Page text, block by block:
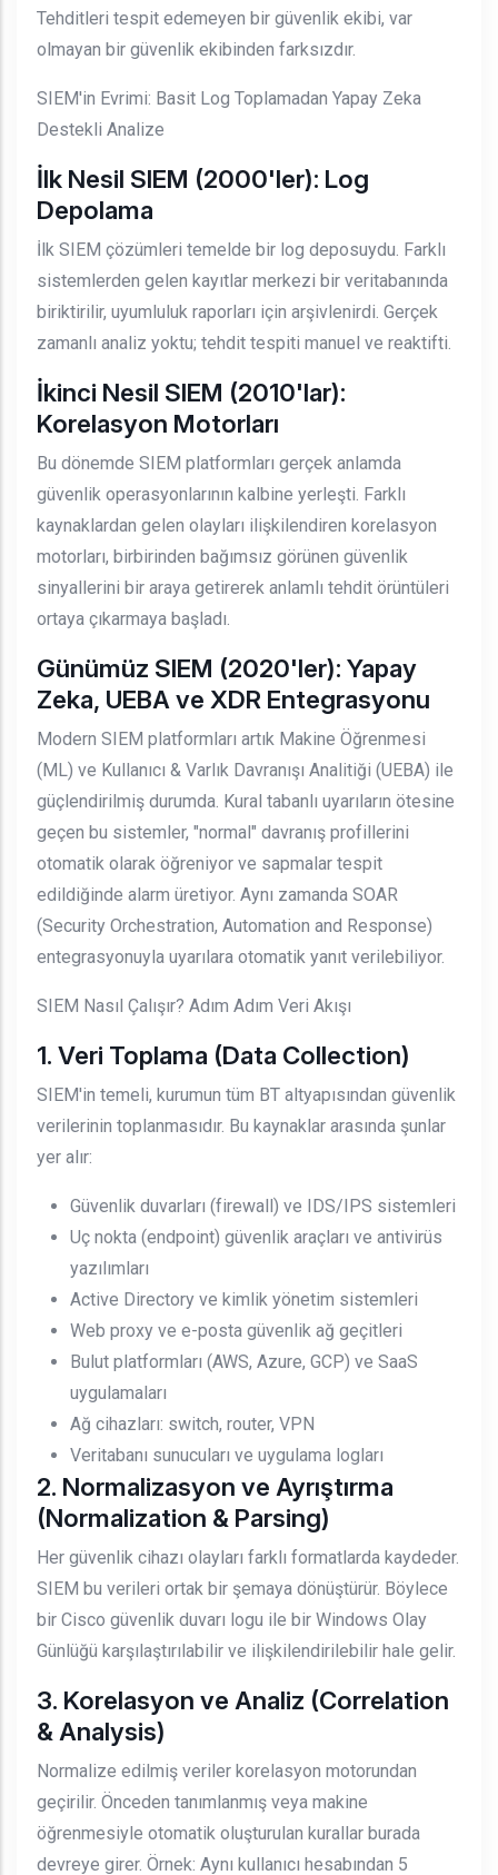
Tehditleri tespit edemeyen bir güvenlik ekibi, var
olmayan bir güvenlik ekibinden farksızdır.
SIEM'in Evrimi: Basit Log Toplamadan Yapay Zeka
Destekli Analize
İlk Nesil SIEM (2000'ler): Log
Depolama
İlk SIEM çözümleri temelde bir log deposuydu. Farklı
sistemlerden gelen kayıtlar merkezi bir veritabanında
biriktirilir, uyumluluk raporları için arşivlenirdi. Gerçek
zamanlı analiz yoktu; tehdit tespiti manuel ve reaktifti.
İkinci Nesil SIEM (2010'lar):
Korelasyon Motorları
Bu dönemde SIEM platformları gerçek anlamda
güvenlik operasyonlarının kalbine yerleşti. Farklı
kaynaklardan gelen olayları ilişkilendiren korelasyon
motorları, birbirinden bağımsız görünen güvenlik
sinyallerini bir araya getirerek anlamlı tehdit örüntüleri
ortaya çıkarmaya başladı.
Günümüz SIEM (2020'ler): Yapay
Zeka, UEBA ve XDR Entegrasyonu
Modern SIEM platformları artık Makine Öğrenmesi
(ML) ve Kullanıcı & Varlık Davranışı Analitiği (UEBA) ile
güçlendirilmiş durumda. Kural tabanlı uyarıların ötesine
geçen bu sistemler, "normal" davranış profillerini
otomatik olarak öğreniyor ve sapmalar tespit
edildiğinde alarm üretiyor. Aynı zamanda SOAR
(Security Orchestration, Automation and Response)
entegrasyonuyla uyarılara otomatik yanıt verilebiliyor.
SIEM Nasıl Çalışır? Adım Adım Veri Akışı
1. Veri Toplama (Data Collection)
SIEM'in temeli, kurumun tüm BT altyapısından güvenlik
verilerinin toplanmasıdır. Bu kaynaklar arasında şunlar
yer alır:
Güvenlik duvarları (firewall) ve IDS/IPS sistemleri
Uç nokta (endpoint) güvenlik araçları ve antivirüs
yazılımları
Active Directory ve kimlik yönetim sistemleri
Web proxy ve e-posta güvenlik ağ geçitleri
Bulut platformları (AWS, Azure, GCP) ve SaaS
uygulamaları
Ağ cihazları: switch, router, VPN
Veritabanı sunucuları ve uygulama logları
2. Normalizasyon ve Ayrıştırma
(Normalization & Parsing)
Her güvenlik cihazı olayları farklı formatlarda kaydeder.
SIEM bu verileri ortak bir şemaya dönüştürür. Böylece
bir Cisco güvenlik duvarı logu ile bir Windows Olay
Günlüğü karşılaştırılabilir ve ilişkilendirilebilir hale gelir.
3. Korelasyon ve Analiz (Correlation
& Analysis)
Normalize edilmiş veriler korelasyon motorundan
geçirilir. Önceden tanımlanmış veya makine
öğrenmesiyle otomatik oluşturulan kurallar burada
devreye girer. Örnek: Aynı kullanıcı hesabından 5